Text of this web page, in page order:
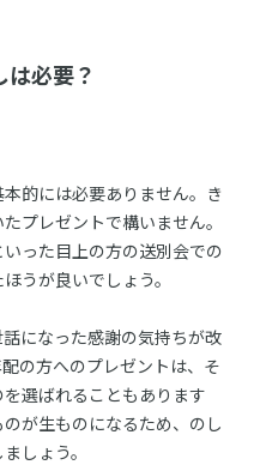
必要？
的には必要ありません。き
プレゼントで構いません。
った目上の方の送別会での
うが良いでしょう。
になった感謝の気持ちが改
の方へのプレゼントは、そ
選ばれることもあります
が生ものになるため、のし
しょう。